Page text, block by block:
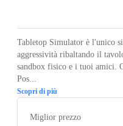
Tabletop Simulator è l'unico
aggressività ribaltando il
sandbox fisico e i tuoi amici.
Pos...
Scopri di più
Miglior prezzo